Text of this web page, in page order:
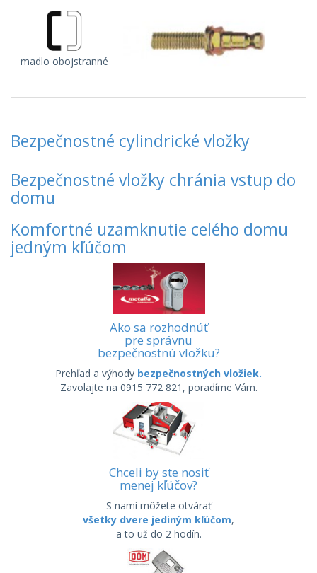
madlo obojstranné
Bezpečnostné cylindrické vložky
Bezpečnostné vložky chránia vstup do
domu
Komfortné uzamknutie celého domu
jedným kľúčom
Ako sa rozhodnúť
pre správnu
bezpečnostnú vložku?
Prehľad a výhody bezpečnostných vložiek.
Zavolajte na 0915 772 821, poradíme Vám.
Chceli by ste nosiť
menej kľúčov?
S nami môžete otvárať
všetky dvere jediným kľúčom,
a to už do 2 hodín.